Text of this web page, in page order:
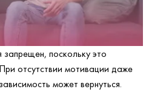
запрещен, поскольку это
отсутствии мотивации даже
может вернуться.